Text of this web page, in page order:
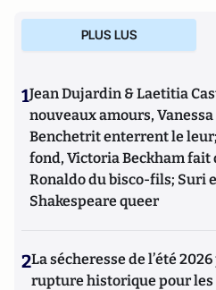
PLUS LUS
1Jean Dujardin & Laetitia
nouveaux amours,
Benchetrit enterrent le
fond, Victoria Beckham
Ronaldo du bisco-fils; Suri
Shakespeare queer
2La sécheresse de l’été
rupture historique pour